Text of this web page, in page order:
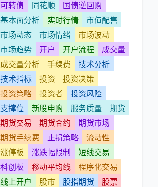
可转债
同花顺
国债逆回购
基本面分析
实时行情
市值配售
市场动态
市场情绪
市场波动
市场趋势
开户 开户流程
成交量
成交量分析
手续费
技术分析
技术指标
投资
投资决策
投资策略
投资者
投资风险
支撑位
新股申购 服务质量
期货
期货交易
期货合约
期货市场
期货手续费
止损策略
流动性
涨停板
涨跌幅限制
短线交易
科创板
移动平均线
程序化交易
线上开户
股市 股指期货
股票